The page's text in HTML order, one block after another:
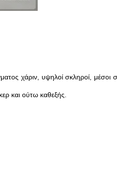
χάριν, υψηλοί σκληροί, μέσοι
και ούτω καθεξής.